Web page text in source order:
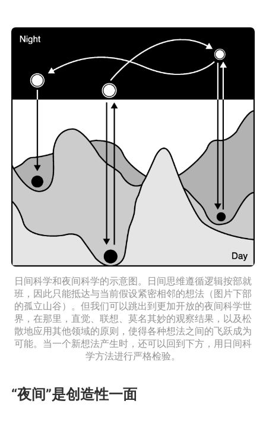
日间科学和夜间科学的示意图。日间思维遵循逻辑按部就
班，因此只能抵达与当前假设紧密相邻的想法（图片下部
的孤立山谷）。但我们可以跳出到更加开放的夜间科学世
界，在那里，直觉、联想、莫名其妙的观察结果，以及松
散地应用其他领域的原则，使得各种想法之间的飞跃成为
可能。当一个新想法产生时，还可以回到下方，用日间科
学方法进行严格检验。
“夜间”是创造性一面